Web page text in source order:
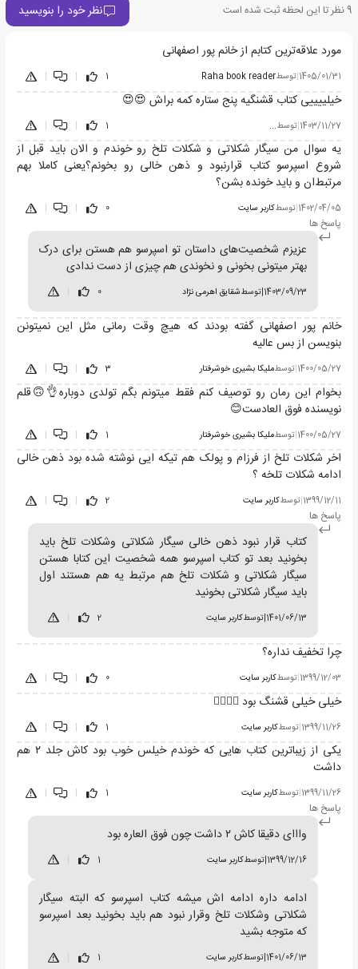
9نظر تا این لحظه ثبت شده است نظر خود را بنویسید
مورد علاقه‌ترین کتابم از خانم پور اصفهانی
1405/01/31
|توسطRaha book reader
1
|
|
خیلییییی کتاب قشنگیه پنج ستاره کمه براش 😍😍
1403/11/27
|توسط...
1
|
|
یه سوال من سیگار شکلاتی و شکلات تلخ رو خوندم و الان باید قبل از
شروع اسپرسو کتاب قرارنبود و ذهن خالی رو بخونم؟یعنی کاملا بهم
مرتبط‌ان و باید خونده بشن؟
1402/04/05
|توسطکاربر سایت 0
|
|
پاسخ ها
عزیزم شخصیت‌های داستان تو اسپرسو هم هستن برای درک
بهتر میتونی بخونی و نخوندی هم چیزی از دست ندادی
1403/09/23
|توسطشقایق اهرمی نژاد 0
خانم پور اصفهانی گفته بودند که هیچ وقت رمانی مثل این نمیتونن
بنویسن از بس عالیه
1400/05/27
|توسطملیکا بشیری خوشرفتار 3
|
|
بخوام این رمان رو توصیف کنم فقط میتونم بگم تولدی دوباره👌🙃قلم
نویسنده فوق العادست😊
1400/05/27
|توسطملیکا بشیری خوشرفتار 1
|
|
اخر شکلات تلخ از فرزام و پولک هم تیکه ایی نوشته شده بود ذهن خالی
ادامه شکلات تلخه ؟
1399/12/11
|توسطکاربر سایت 2
|
|
پاسخ ها
کتاب قرار نبود ذهن خالی سیگار شکلاتی وشکلات تلخ باید
بخونید بعد تو کتاب اسپرسو همه شخصیت این کتابا هستن
سیگار شکلاتی و شکلات تلخ هم مرتبط یه هم هستند اول
باید سیگار شکلاتی بخونید
1401/06/13
|توسطکاربر سایت 2
چرا تخفیف نداره؟
1399/12/03
|توسطکاربر سایت 0
|
|
خیلی خیلی قشنگ بود 👌🏻👌🏻
1399/11/26
|توسطکاربر سایت 1
|
|
یکی از زیباترین کتاب هایی که خوندم خیلس خوب بود کاش جلد ۲ هم
داشت
1399/11/26
|توسطکاربر سایت 1
|
|
پاسخ ها
وااای دقیقا کاش ۲ داشت چون فوق العاره بود
1399/12/16
|توسطکاربر سایت 1
ادامه داره ادامه اش میشه کتاب اسپرسو که البته سیگار
شکلاتی وشکلات تلخ وقرار نبود هم باید بخونید بعد اسپرسو
که متوجه بشید
1401/06/13
|توسطکاربر سایت 1